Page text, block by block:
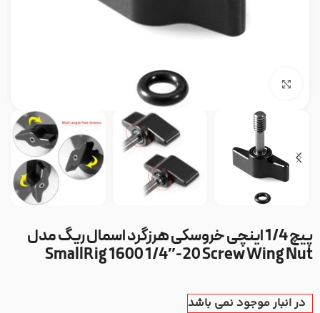
پیچ 1/4 اینچی خروسکی هرزگرد اسمال ریگ مدل
SmallRig 1600 1/4″-20 Screw Wing Nut
در انبار موجود نمی باشد